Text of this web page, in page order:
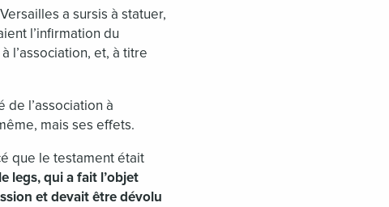
a sursis à statuer,
l’infirmation du
l’association, et, à titre
de l’association à
mais ses effets.
que le testament était
le legs, qui a fait l’objet
et devait être dévolu